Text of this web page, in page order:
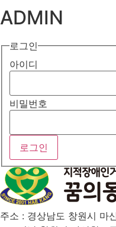
ADMIN
로그인
아이디
비밀번호
주소 : 경상남도 창원시 마